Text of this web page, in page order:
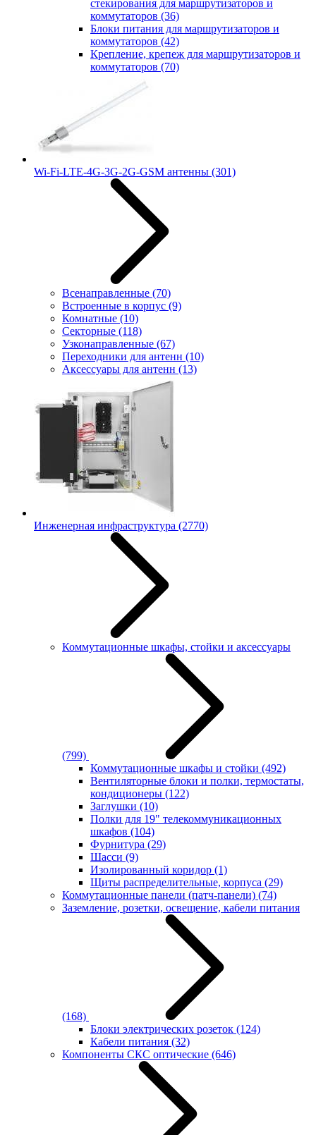
стекирования для маршрутизаторов и
коммутаторов (36)
Блоки питания для маршрутизаторов и
коммутаторов (42)
Крепление, крепеж для маршрутизаторов и
коммутаторов (70)
Wi-Fi-LTE-4G-3G-2G-GSM антенны (301)
Всенаправленные (70)
Встроенные в корпус (9)
Комнатные (10)
Секторные (118)
Узконаправленные (67)
Переходники для антенн (10)
Аксессуары для антенн (13)
Инженерная инфраструктура (2770)
Коммутационные шкафы, стойки и аксессуары
(799)
Коммутационные шкафы и стойки (492)
Вентиляторные блоки и полки, термостаты,
кондиционеры (122)
Заглушки (10)
Полки для 19" телекоммуникационных
шкафов (104)
Фурнитура (29)
Шасси (9)
Изолированный коридор (1)
Щиты распределительные, корпуса (29)
Коммутационные панели (патч-панели) (74)
Заземление, розетки, освещение, кабели питания
(168)
Блоки электрических розеток (124)
Кабели питания (32)
Компоненты СКС оптические (646)